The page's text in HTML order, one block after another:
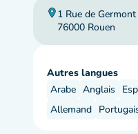
1 Rue de Germont
76000 Rouen
Autres langues
Arabe Anglais
Allemand